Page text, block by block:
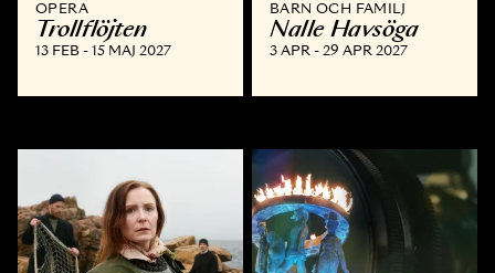
OPERA
Trollflöjten
13 FEB - 15 MAJ 2027
BARN OCH FAMILJ
Nalle Havsöga
3 APR - 29 APR 2027